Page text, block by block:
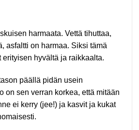
harmaata. Vettä tihuttaa,
asfaltti on harmaa. Siksi tämä
erityisen hyvältä ja raikkaalta.
päällä pidän usein
on sen verran korkea, että mitään
ei kerry (jee!) ja kasvit ja kukat